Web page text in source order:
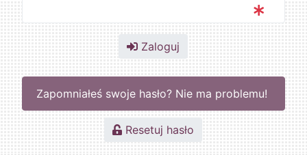
Zaloguj
Zapomniałeś swoje hasło? Nie ma problemu!
Resetuj hasło